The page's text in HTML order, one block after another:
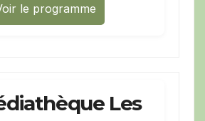
le programme
Les